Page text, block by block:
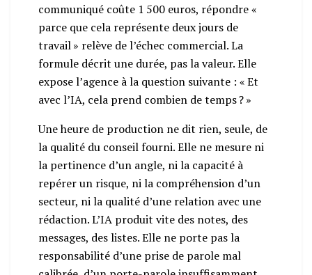
communiqué coûte 1 500 euros, répondre «
parce que cela représente deux jours de
travail » relève de l’échec commercial. La
formule décrit une durée, pas la valeur. Elle
expose l’agence à la question suivante : « Et
avec l’IA, cela prend combien de temps ? »
Une heure de production ne dit rien, seule, de
la qualité du conseil fourni. Elle ne mesure ni
la pertinence d’un angle, ni la capacité à
repérer un risque, ni la compréhension d’un
secteur, ni la qualité d’une relation avec une
rédaction. L’IA produit vite des notes, des
messages, des listes. Elle ne porte pas la
responsabilité d’une prise de parole mal